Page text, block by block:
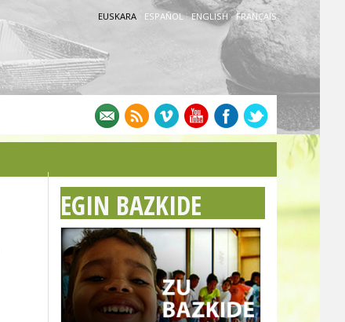
EUSKARA · ESPAÑOL· ENGLISH · FRANÇAIS
EGIN BAZKIDE